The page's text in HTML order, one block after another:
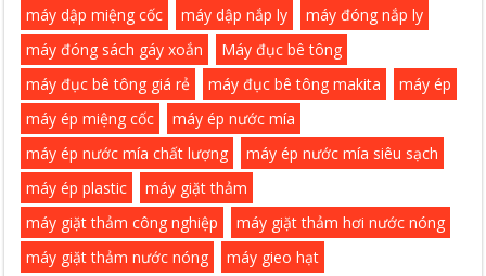
máy dập miệng cốc
máy dập nắp ly
máy đóng nắp ly
máy đóng sách gáy xoắn
Máy đục bê tông
máy đục bê tông giá rẻ
máy đục bê tông makita
máy ép
máy ép miệng cốc
máy ép nước mía
máy ép nước mía chất lượng
máy ép nước mía siêu sạch
máy ép plastic
máy giặt thảm
máy giặt thảm công nghiệp
máy giặt thảm hơi nước nóng
máy giặt thảm nước nóng
máy gieo hạt